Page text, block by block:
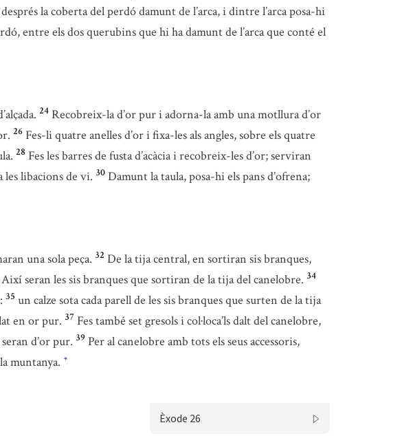
després la coberta del perdó damunt de l’arca, i dintre l’arca posa-hi
entre els dos querubins que hi ha damunt de l’arca que conté el
24 Recobreix-la d’or pur i adorna-la amb una motllura d’or
26 Fes-li quatre anelles d’or i fixa-les als angles, sobre els quatre
28 Fes les barres de fusta d’acàcia i recobreix-les d’or; serviran
les libacions de vi. 30 Damunt la taula, posa-hi els pans d’ofrena;
una sola peça. 32 De la tija central, en sortiran sis branques,
seran les sis branques que sortiran de la tija del canelobre. 34
35 un calze sota cada parell de les sis branques que surten de la tija
en or pur. 37 Fes també set gresols i col·loca’ls dalt del canelobre,
d’or pur. 39 Per al canelobre amb tots els seus accessoris,
muntanya. *
Èxode 26